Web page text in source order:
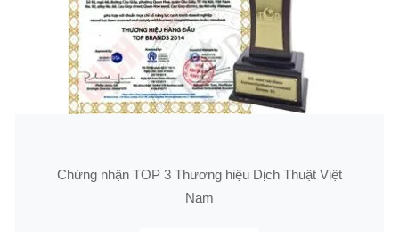
Chứng nhận TOP 3 Thương hiệu Dịch Thuật Việt
Nam